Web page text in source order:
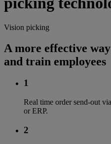
Vision picking
A more effective
and train employees
1
Real time order send-out
or ERP.
2